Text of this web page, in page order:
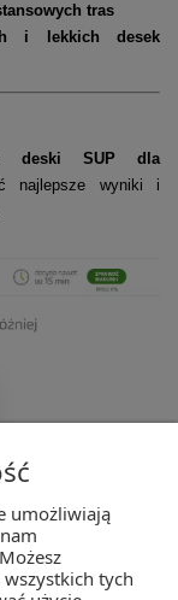
tras
i lekkich desek
deski SUP dla
najlepsze wyniki i
umożliwiają
tych